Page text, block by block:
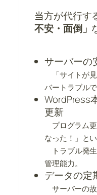
当方が代行す
不安・面倒」
サーバーの
「サイトが
バートラブル
WordPress
更新
プログラム
なった！」と
トラブル発
管理能力。
データの定
サーバーの